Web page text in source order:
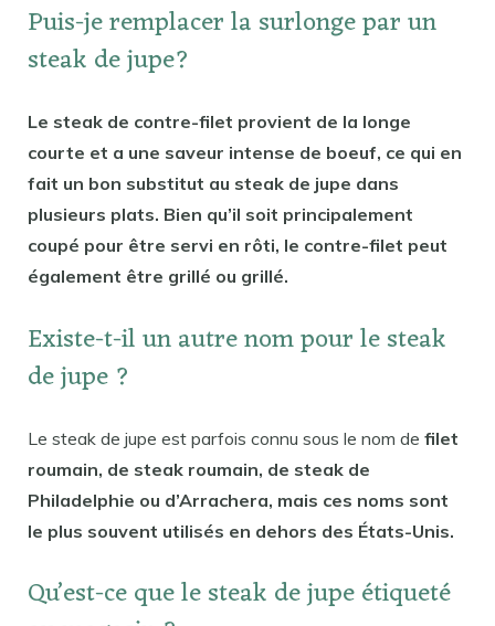
Puis-je remplacer la surlonge par un
steak de jupe?
Le steak de contre-filet provient de la longe
courte et a une saveur intense de boeuf, ce qui en
fait un bon substitut au steak de jupe dans
plusieurs plats. Bien qu’il soit principalement
coupé pour être servi en rôti, le contre-filet peut
également être grillé ou grillé.
Existe-t-il un autre nom pour le steak
de jupe ?
Le steak de jupe est parfois connu sous le nom de filet
roumain, de steak roumain, de steak de
Philadelphie ou d’Arrachera, mais ces noms sont
le plus souvent utilisés en dehors des États-Unis.
Qu’est-ce que le steak de jupe étiqueté